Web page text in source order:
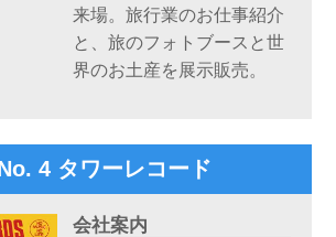
来場。旅行業のお仕事紹介
と、旅のフォトブースと世
界のお土産を展示販売。
4 タワーレコード
会社案内